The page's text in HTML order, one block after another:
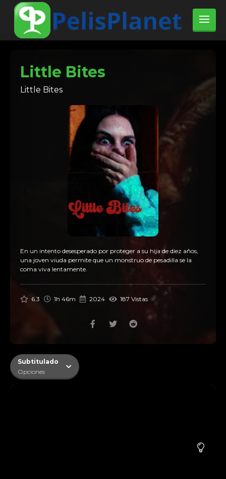
Little Bites
Little Bites
En un intento desesperado por proteger a su hija de diez años,
una joven viuda permite que un monstruo de pesadilla se la
coma viva lentamente.
6.3 1h 46m 2024 187 Vistas
Subtitulado
Opciones